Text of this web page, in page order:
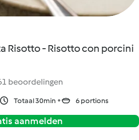
Risotto - Risotto con porcini
beoordelingen
Totaal 30min 6 portions
aanmelden